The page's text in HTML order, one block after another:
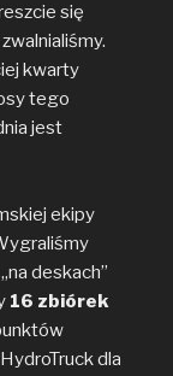
się
kwarty
tego
jest
ekipy
deskach”
16 zbiórek
dla